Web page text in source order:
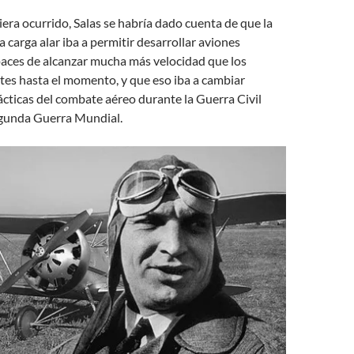
ocurrido, Salas se habría dado cuenta de que la
carga alar iba a permitir desarrollar aviones
de alcanzar mucha más velocidad que los
hasta el momento, y que eso iba a cambiar
del combate aéreo durante la Guerra Civil
Guerra Mundial.